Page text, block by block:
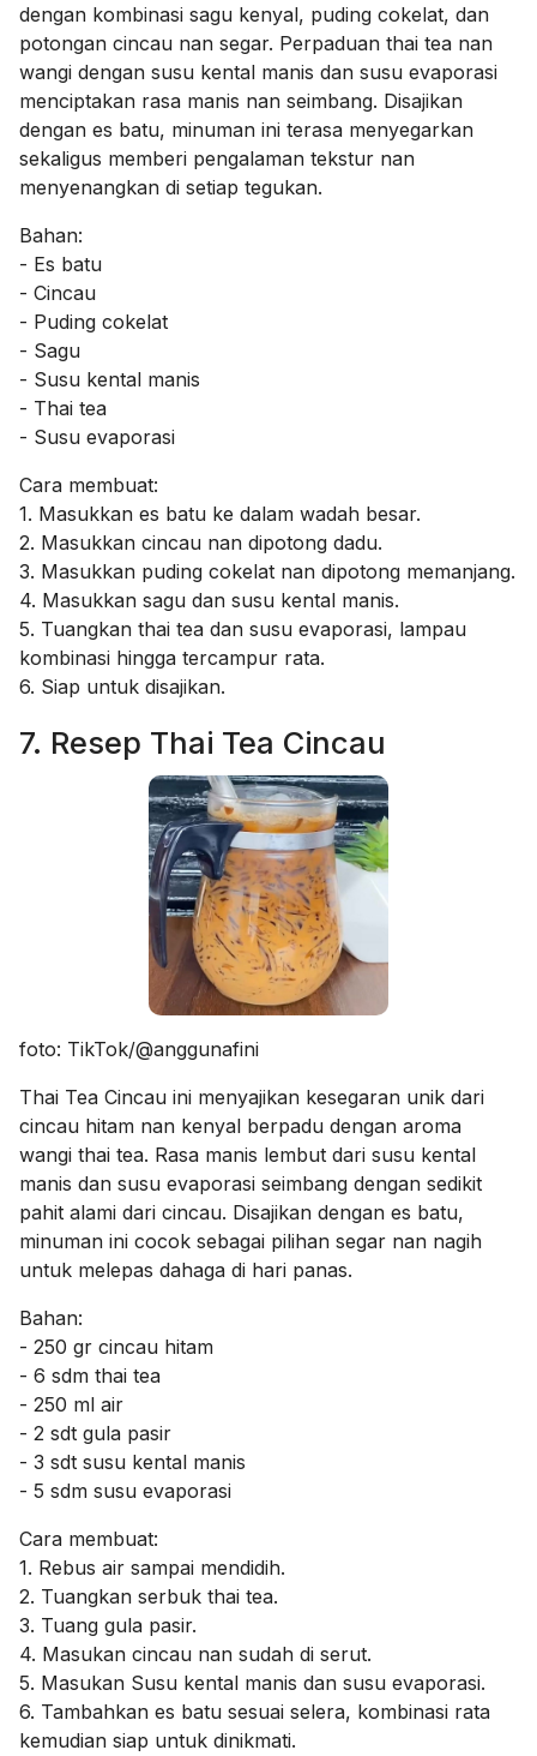
dengan kombinasi sagu kenyal, puding cokelat, dan
potongan cincau nan segar. Perpaduan thai tea nan
wangi dengan susu kental manis dan susu evaporasi
menciptakan rasa manis nan seimbang. Disajikan
dengan es batu, minuman ini terasa menyegarkan
sekaligus memberi pengalaman tekstur nan
menyenangkan di setiap tegukan.
Bahan:
- Es batu
- Cincau
- Puding cokelat
- Sagu
- Susu kental manis
- Thai tea
- Susu evaporasi
Cara membuat:
1. Masukkan es batu ke dalam wadah besar.
2. Masukkan cincau nan dipotong dadu.
3. Masukkan puding cokelat nan dipotong memanjang.
4. Masukkan sagu dan susu kental manis.
5. Tuangkan thai tea dan susu evaporasi, lampau
kombinasi hingga tercampur rata.
6. Siap untuk disajikan.
7. Resep Thai Tea Cincau
foto: TikTok/@anggunafini
Thai Tea Cincau ini menyajikan kesegaran unik dari
cincau hitam nan kenyal berpadu dengan aroma
wangi thai tea. Rasa manis lembut dari susu kental
manis dan susu evaporasi seimbang dengan sedikit
pahit alami dari cincau. Disajikan dengan es batu,
minuman ini cocok sebagai pilihan segar nan nagih
untuk melepas dahaga di hari panas.
Bahan:
- 250 gr cincau hitam
- 6 sdm thai tea
- 250 ml air
- 2 sdt gula pasir
- 3 sdt susu kental manis
- 5 sdm susu evaporasi
Cara membuat:
1. Rebus air sampai mendidih.
2. Tuangkan serbuk thai tea.
3. Tuang gula pasir.
4. Masukan cincau nan sudah di serut.
5. Masukan Susu kental manis dan susu evaporasi.
6. Tambahkan es batu sesuai selera, kombinasi rata
kemudian siap untuk dinikmati.